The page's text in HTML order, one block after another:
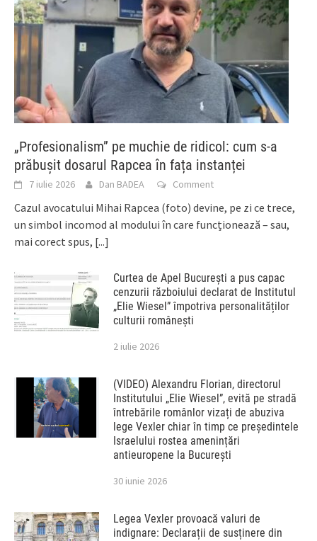
„Profesionalism” pe muchie de ridicol: cum s-a
prăbușit dosarul Rapcea în fața instanței
7 iulie 2026 Dan BADEA Comment
Cazul avocatului Mihai Rapcea (foto) devine, pe zi ce trece,
un simbol incomod al modului în care funcționează – sau,
mai corect spus, [...]
Curtea de Apel București a pus capac
cenzurii războiului declarat de Institutul
„Elie Wiesel” împotriva personalităților
culturii românești
2 iulie 2026
(VIDEO) Alexandru Florian, directorul
Institutului „Elie Wiesel”, evită pe stradă
întrebările românlor vizați de abuziva
lege Vexler chiar în timp ce președintele
Israelului rostea amenințări
antieuropene la București
30 iunie 2026
Legea Vexler provoacă valuri de
indignare: Declarații de susținere din